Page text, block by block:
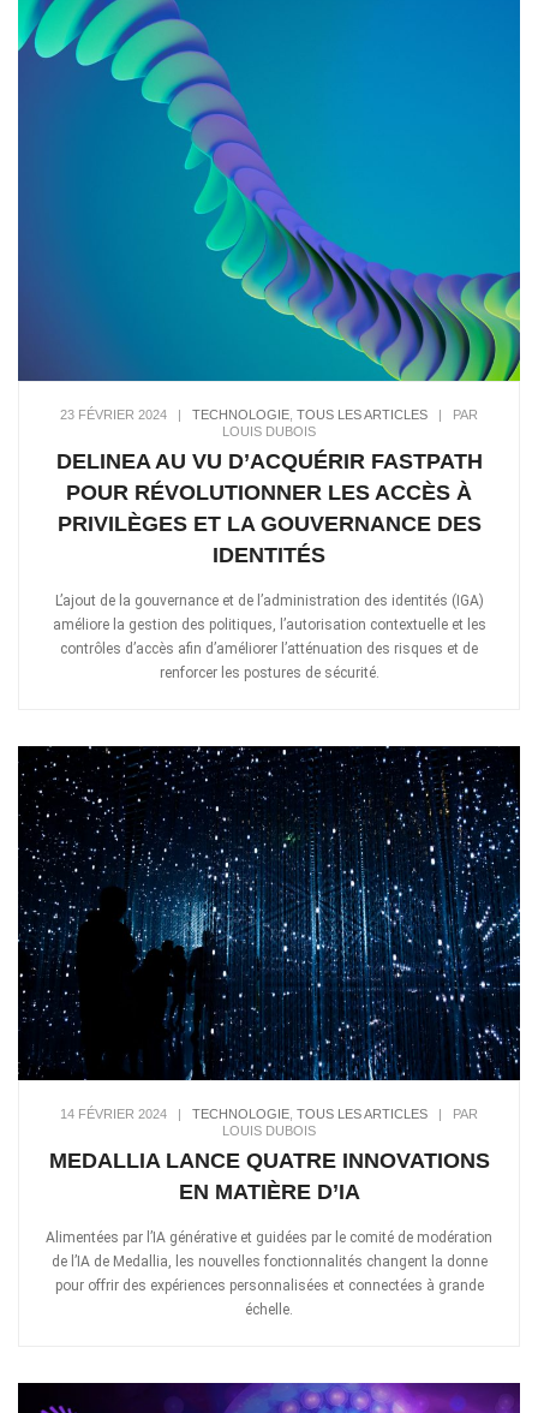
23 FÉVRIER 2024 | TECHNOLOGIE TOUS LES ARTICLES | PAR
LOUIS DUBOIS
DELINEA AU VU D’ACQUÉRIR FASTPATH
POUR RÉVOLUTIONNER LES ACCÈS À
PRIVILÈGES ET LA GOUVERNANCE DES
IDENTITÉS
L’ajout de la gouvernance et de l’administration des identités (IGA)
améliore la gestion des politiques, l’autorisation contextuelle et les
contrôles d’accès afin d’améliorer l’atténuation des risques et de
renforcer les postures de sécurité.
14 FÉVRIER 2024 TECHNOLOGIE, TOUS LES ARTICLES
PAR
LOUIS DUBOIS
MEDALLIA LANCE QUATRE INNOVATIONS
EN MATIÈRE D’IA
Alimentées par l’IA générative et guidées par le comité de modération
de l’IA de Medallia, les nouvelles fonctionnalités changent la donne
pour offrir des expériences personnalisées et connectées à grande
échelle.